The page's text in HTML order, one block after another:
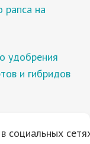
рапса на
удобрения
и гибридов
социальных